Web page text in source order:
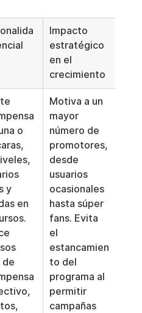
Impacto
estratégico
en el
crecimiento
o
y
en
de
Motiva a un
mayor
número de
promotores,
desde
usuarios
ocasionales
hasta súper
fans. Evita
el
estancamien
to del
programa al
permitir
campañas